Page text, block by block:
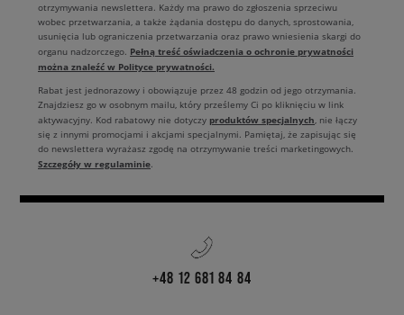
otrzymywania newslettera. Każdy ma prawo do zgłoszenia sprzeciwu
wobec przetwarzania, a także żądania dostępu do danych, sprostowania,
usunięcia lub ograniczenia przetwarzania oraz prawo wniesienia skargi do
organu nadzorczego. Pełną treść oświadczenia o ochronie prywatności
można znaleźć w Polityce prywatności.
Rabat jest jednorazowy i obowiązuje przez 48 godzin od jego otrzymania.
Znajdziesz go w osobnym mailu, który prześlemy Ci po kliknięciu w link
aktywacyjny. Kod rabatowy nie dotyczy produktów specjalnych , nie łączy
się z innymi promocjami i akcjami specjalnymi. Pamiętaj, że zapisując się
do newslettera wyrażasz zgodę na otrzymywanie treści marketingowych.
Szczegóły w regulaminie
+48 12 681 84 84